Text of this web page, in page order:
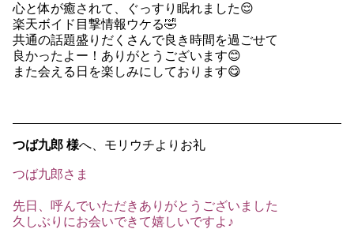
心と体が癒されて、ぐっすり眠れました😌
楽天ボイド目撃情報ウケる🤣
共通の話題盛りだくさんで良き時間を過ごせて
良かったよー！ありがとうございます😊
また会える日を楽しみにしております😋
つば九郎 様へ、モリウチよりお礼
つば九郎さま
先日、呼んでいただきありがとうございました
久しぶりにお会いできて嬉しいですよ♪